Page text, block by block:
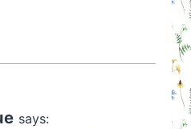
says: